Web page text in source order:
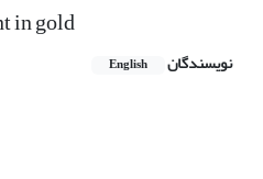
in gold
نویسندگان English